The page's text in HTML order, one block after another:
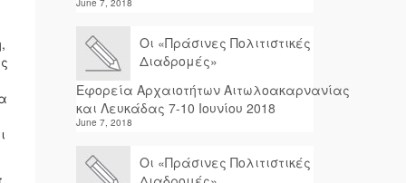
June 7, 2018
Οι «Πράσινες Πολιτιστικές
Διαδρομές»
Εφορεία Αρχαιοτήτων Αιτωλοακαρνανίας
και Λευκάδας 7-10 Ιουνίου 2018
June 7, 2018
Οι «Πράσινες Πολιτιστικές